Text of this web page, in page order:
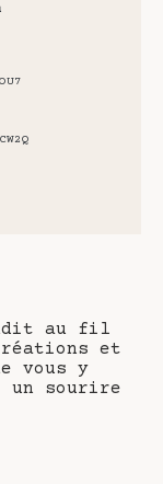
au fil
et
vous y
un sourire